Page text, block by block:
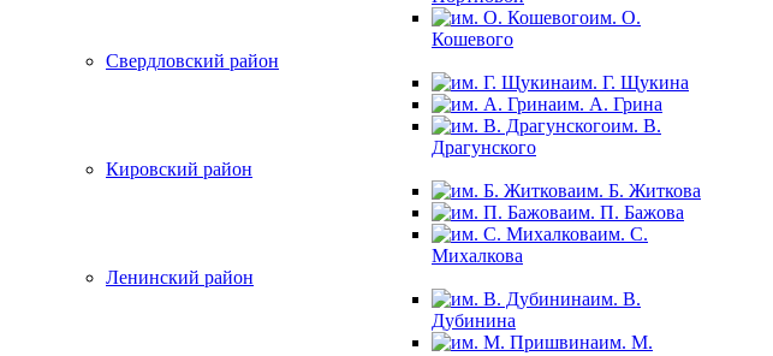
им. О.
Кошевого
Свердловский район
им. Г. Щукина
им. А. Грина
им. В.
Драгунского
Кировский район
им. Б. Житкова
им. П. Бажова
им. С.
Михалкова
Ленинский район
им. В.
Дубинина
им. М.